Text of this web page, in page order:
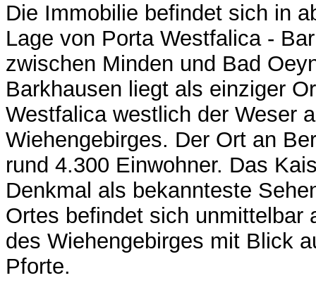
Die Immobilie befindet sich in
Lage von Porta Westfalica -
zwischen Minden und Bad
Barkhausen liegt als einziger
Westfalica westlich der Weser
Wiehengebirges. Der Ort an
rund 4.300 Einwohner. Das
Denkmal als bekannteste
Ortes befindet sich unmittelbar
des Wiehengebirges mit Blick
Pforte.